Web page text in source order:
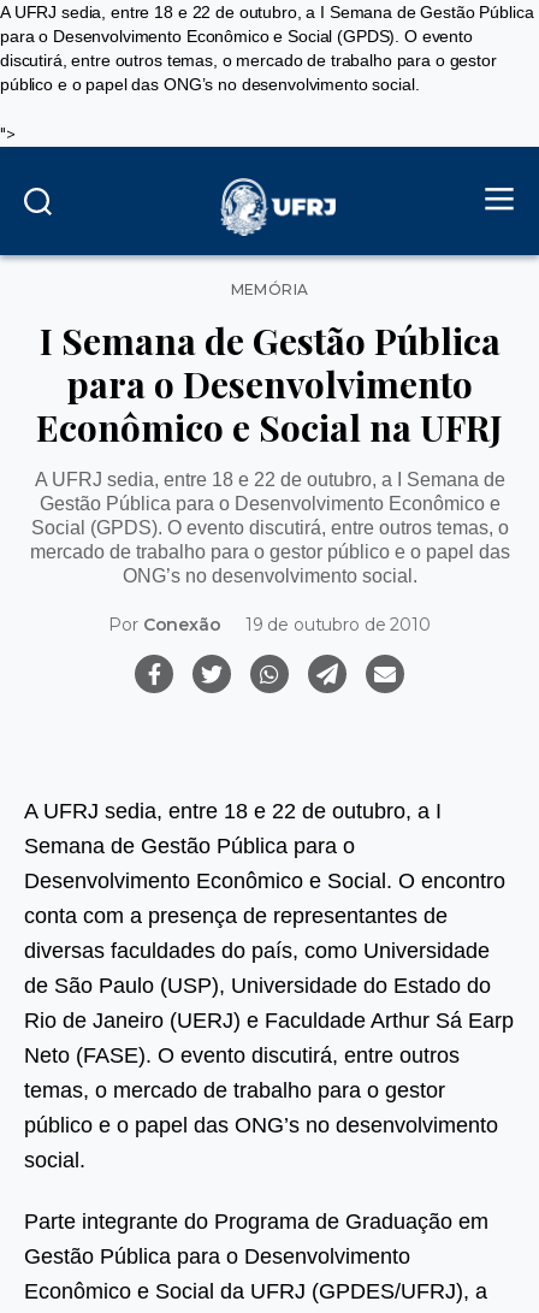
A UFRJ sedia, entre 18 e 22 de outubro, a I Semana de Gestão Pública
para o Desenvolvimento Econômico e Social (GPDS). O evento
discutirá, entre outros temas, o mercado de trabalho para o gestor
público e o papel das ONG’s no desenvolvimento social.
">
Categorias
MEMÓRIA
I Semana de Gestão Pública
para o Desenvolvimento
Econômico e Social na UFRJ
A UFRJ sedia, entre 18 e 22 de outubro, a I Semana de
Gestão Pública para o Desenvolvimento Econômico e
Social (GPDS). O evento discutirá, entre outros temas, o
mercado de trabalho para o gestor público e o papel das
ONG’s no desenvolvimento social.
Por Conexão 19 de outubro de 2010
A UFRJ sedia, entre 18 e 22 de outubro, a I
Semana de Gestão Pública para o
Desenvolvimento Econômico e Social. O encontro
conta com a presença de representantes de
diversas faculdades do país, como Universidade
de São Paulo (USP), Universidade do Estado do
Rio de Janeiro (UERJ) e Faculdade Arthur Sá Earp
Neto (FASE). O evento discutirá, entre outros
temas, o mercado de trabalho para o gestor
público e o papel das ONG’s no desenvolvimento
social.
Parte integrante do Programa de Graduação em
Gestão Pública para o Desenvolvimento
Econômico e Social da UFRJ (GPDES/UFRJ), a